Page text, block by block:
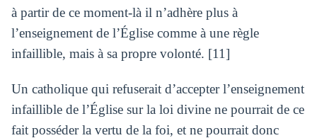
à partir de ce moment-là il n’adhère plus à
l’enseignement de l’Église comme à une règle
infaillible, mais à sa propre volonté. [11]
Un catholique qui refuserait d’accepter l’enseignement
infaillible de l’Église sur la loi divine ne pourrait de ce
fait posséder la vertu de la foi, et ne pourrait donc